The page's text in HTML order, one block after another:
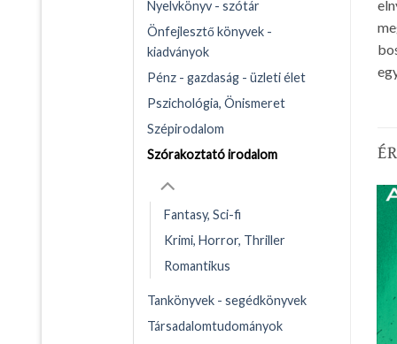
Nyelvkönyv - szótár
Önfejlesztő könyvek -
kiadványok
Pénz - gazdaság - üzleti élet
Pszichológia, Önismeret
Szépirodalom
Szórakoztató irodalom
Fantasy, Sci-fi
Krimi, Horror, Thriller
Romantikus
Tankönyvek - segédkönyvek
Társadalomtudományok